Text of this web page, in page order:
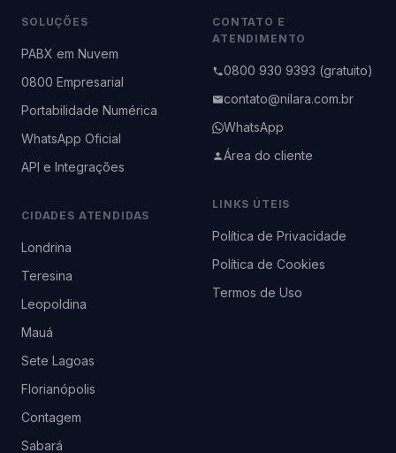
SOLUÇÕES
PABX em Nuvem
0800 Empresarial
Portabilidade Numérica
WhatsApp Oficial
API e Integrações
CIDADES ATENDIDAS
Londrina
Teresina
Leopoldina
Mauá
Sete Lagoas
Florianópolis
Contagem
Sabará
CONTATO E
ATENDIMENTO
0800 930 9393 (gratuito)
contato@nilara.com.br
WhatsApp
Área do cliente
LINKS ÚTEIS
Política de Privacidade
Política de Cookies
Termos de Uso